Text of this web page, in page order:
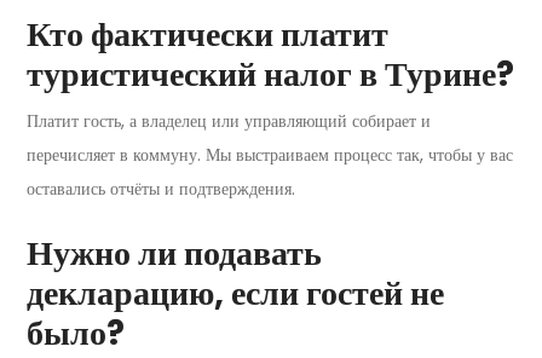
Кто фактически платит
туристический налог в Турине?
Платит гость, а владелец или управляющий собирает и
перечисляет в коммуну. Мы выстраиваем процесс так, чтобы у вас
оставались отчёты и подтверждения.
Нужно ли подавать
декларацию, если гостей не
было?